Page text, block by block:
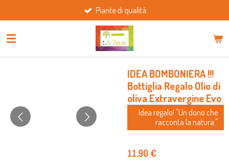
al
contenuto
Piante di qualità
IDEA BOMBONIERA !!!
Bottiglia Regalo Olio di
oliva Extravergine Evo
Idea regalo! "Un dono che
racconta la natura."
11,90 €